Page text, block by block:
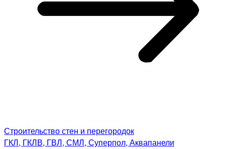
Строительство стен и перегородок
ГКЛ, ГКЛВ, ГВЛ, СМЛ, Суперпол, Аквапанели